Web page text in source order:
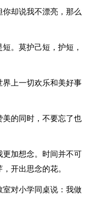
却说我不漂亮，那么
。莫护己短，护短，
界上一切欢乐和美好事
美的同时，不要忘了也
更加想念。时间并不可
开出思念的花。
室对小学同桌说：我做